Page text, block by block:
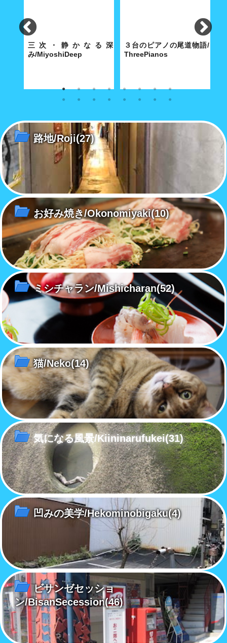
三次・静かなる深
み/MiyoshiDeep
雪化粧の三次のまちには深みの
３台のピアノの尾道物語/
ThreePianos
歴史都市・尾道にふさわしい3
路地/Roji(27)
お好み焼き/Okonomiyaki(10)
ミシチャラン/Mishicharan(52)
猫/Neko(14)
気になる風景/Kiininarufukei(31)
凹みの美学/Hekominobigaku(4)
ビサンゼセッショ
ン/BisanSecession(46)